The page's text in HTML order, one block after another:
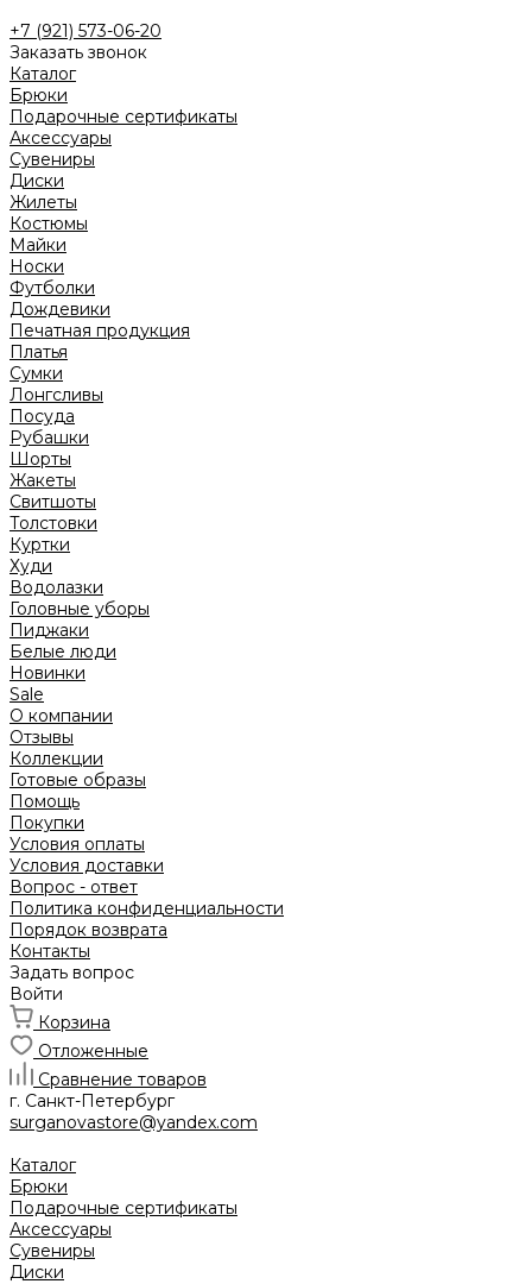
+7 (921) 573-06-20
Заказать звонок
Каталог
Брюки
Подарочные сертификаты
Аксессуары
Сувениры
Диски
Жилеты
Костюмы
Майки
Носки
Футболки
Дождевики
Печатная продукция
Платья
Сумки
Лонгсливы
Посуда
Рубашки
Шорты
Жакеты
Свитшоты
Толстовки
Куртки
Худи
Водолазки
Головные уборы
Пиджаки
Белые люди
Новинки
Sale
О компании
Отзывы
Коллекции
Готовые образы
Помощь
Покупки
Условия оплаты
Условия доставки
Вопрос - ответ
Политика конфиденциальности
Порядок возврата
Контакты
Задать вопрос
Войти
Корзина
Отложенные
Сравнение товаров
г. Санкт-Петербург
surganovastore@yandex.com
Каталог
Брюки
Подарочные сертификаты
Аксессуары
Сувениры
Диски